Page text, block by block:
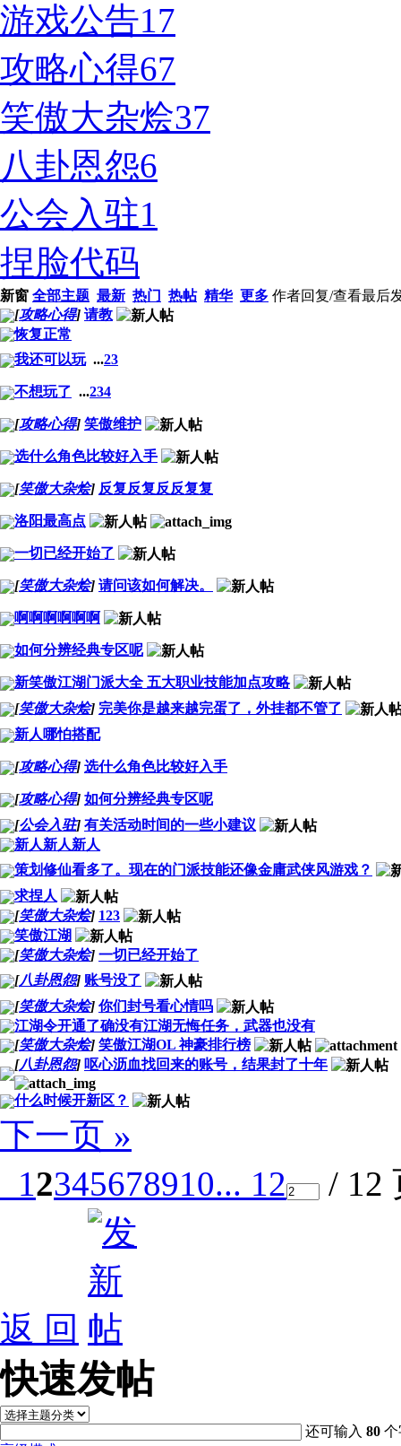
游戏公告17
攻略心得67
笑傲大杂烩37
八卦恩怨6
公会入驻1
捏脸代码
新窗 全部主题 最新 热门 热帖 精华 更多 作者回复/查看最后
[攻略心得] 请教
恢复正常
我还可以玩 ...23
不想玩了 ...234
[攻略心得] 笑傲维护
选什么角色比较好入手
[笑傲大杂烩] 反复反复反反复复
洛阳最高点
一切已经开始了
[笑傲大杂烩] 请问该如何解决。
啊啊啊啊啊啊
如何分辨经典专区呢
新笑傲江湖门派大全 五大职业技能加点攻略
[笑傲大杂烩] 完美你是越来越完蛋了，外挂都不管了
新人哪怕搭配
[攻略心得] 选什么角色比较好入手
[攻略心得] 如何分辨经典专区呢
[公会入驻] 有关活动时间的一些小建议
新人新人新人
策划修仙看多了。现在的门派技能还像金庸武侠风游戏？
求捏人
[笑傲大杂烩] 123
笑傲江湖
[笑傲大杂烩] 一切已经开始了
[八卦恩怨] 账号没了
[笑傲大杂烩] 你们封号看心情吗
江湖令开通了确没有江湖无悔任务，武器也没有
[笑傲大杂烩] 笑傲江湖OL 神豪排行榜
[八卦恩怨] 呕心沥血找回来的账号，结果封了十年
什么时候开新区？
下一页 »
12345678910... 12 / 12
返 回
快速发帖
还可输入80 个